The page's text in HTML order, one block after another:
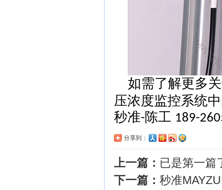
如需了解更多
压浓度监控系统中
秒准-陈工 189-
分享到：
上一篇： 已是第一篇
下一篇： 秒准